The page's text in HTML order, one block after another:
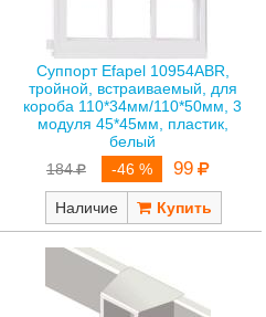
Суппорт Efapel 10954ABR,
тройной, встраиваемый, для
короба 110*34мм/110*50мм, 3
модуля 45*45мм, пластик,
белый
184
-46 % 99
Наличие